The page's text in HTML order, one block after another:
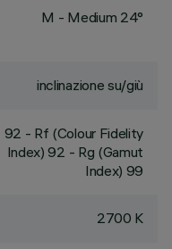
M - Medium 24°
inclinazione su/giù
92 - Rf (Colour Fidelity
Index) 92 - Rg (Gamut
Index) 99
2700 K